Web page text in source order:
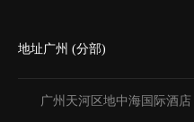
地址广州 (分部)
广州天河区地中海国际酒店